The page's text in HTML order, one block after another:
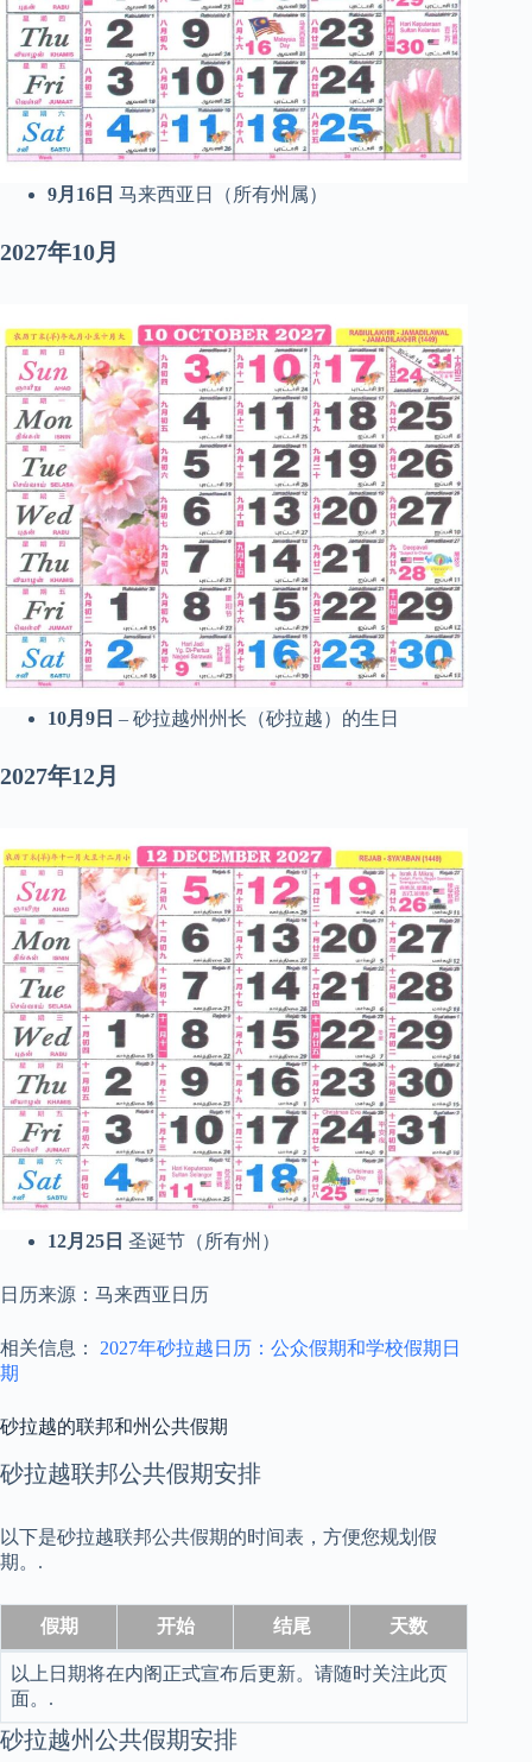
9月16日 马来西亚日（所有州属）
2027年10月
10月9日 – 砂拉越州州长（砂拉越）的生日
2027年12月
12月25日 圣诞节（所有州）
日历来源：马来西亚日历
相关信息： 2027年砂拉越日历：公众假期和学校假期日
期
砂拉越的联邦和州公共假期
砂拉越联邦公共假期安排
以下是砂拉越联邦公共假期的时间表，方便您规划假
期。.
假期 开始 结尾 天数
以上日期将在内阁正式宣布后更新。请随时关注此页
面。.
砂拉越州公共假期安排